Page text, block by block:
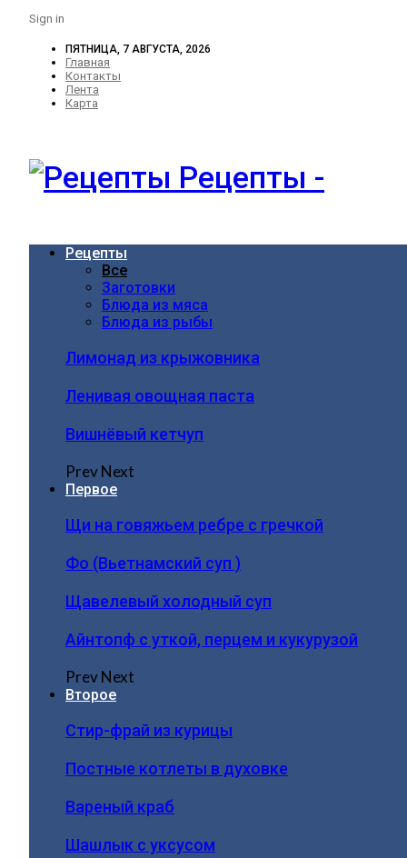
Sign in
ПЯТНИЦА, 7 АВГУСТА, 2026
Главная
Контакты
Лента
Карта
Рецепты -
Рецепты
Все
Заготовки
Блюда из мяса
Блюда из рыбы
Лимонад из крыжовника
Ленивая овощная паста
Вишнёвый кетчуп
PrevNext
Первое
Щи на говяжьем ребре с гречкой
Фо (Вьетнамский суп )
Щавелевый холодный суп
Айнтопф с уткой, перцем и кукурузой
PrevNext
Второе
Стир-фрай из курицы
Постные котлеты в духовке
Вареный краб
Шашлык с уксусом